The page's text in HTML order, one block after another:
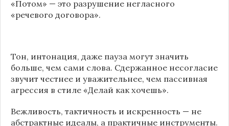
«Потом» — это разрушение негласного
«речевого договора».
Тон, интонация, даже пауза могут значить
больше, чем сами слова. Сдержанное несогласие
звучит честнее и уважительнее, чем пассивная
агрессия в стиле «Делай как хочешь».
Вежливость, тактичность и искренность — не
абстрактные идеалы, а практичные инструменты.